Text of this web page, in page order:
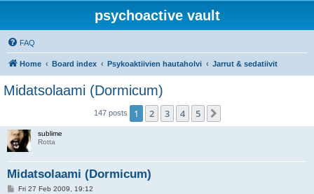
psychoactive vault
FAQ
Home Board index Psykoaktiivien hautaholvi Jarrut & sedatiivit
Midatsolaami (Dormicum)
147 posts 1 2 3 4 5
sublime
Rotta
Midatsolaami (Dormicum)
PFri 27 Feb 2009, 19:12